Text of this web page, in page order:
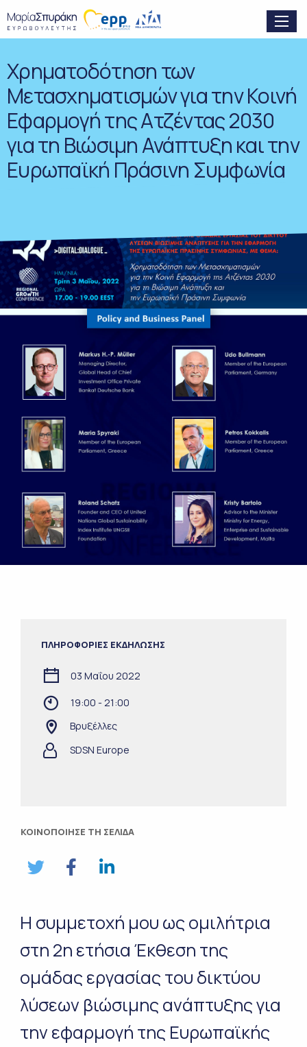
Χρηματοδότηση των
Μετασχηματισμών για την Κοινή
Εφαρμογή της Ατζέντας 2030
για τη Βιώσιμη Ανάπτυξη και την
Ευρωπαϊκή Πράσινη Συμφωνία
Η συμμετοχή μου ως ομιλήτρια
στη 2η ετήσια Έκθεση της
ομάδας εργασίας του δικτύου
λύσεων βιώσιμης ανάπτυξης για
την εφαρμογή της Ευρωπαϊκής
ΠΛΗΡΟΦΟΡΙΕΣ ΕΚΔΗΛΩΣΗΣ
03 Μαΐου 2022
19:00 - 21:00
Βρυξέλλες
SDSN Europe
ΚΟΙΝΟΠΟΙΗΣΕ ΤΗ ΣΕΛΙΔΑ